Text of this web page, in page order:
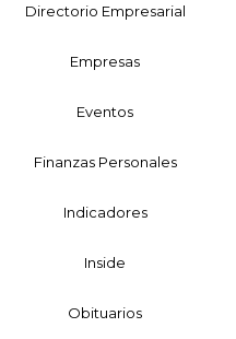
Directorio Empresarial
Empresas
Eventos
Finanzas Personales
Indicadores
Inside
Obituarios